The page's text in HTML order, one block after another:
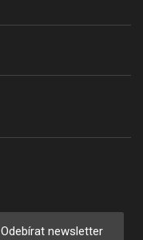
Odebírat newsletter